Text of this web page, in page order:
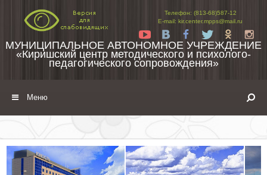
Телефон: (813-68)587-12
E-mail: kir.center.mpps@mail.ru
Yt
Tw
МУНИЦИПАЛЬНОЕ АВТОНОМНОЕ УЧРЕЖДЕНИЕ
«Киришский центр методического и психолого-
педагогического сопровождения»
Меню